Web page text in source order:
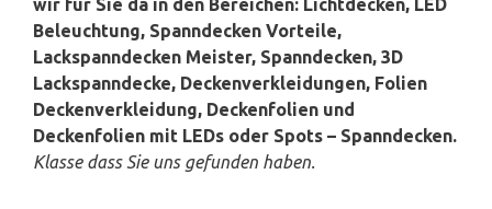
wir für Sie da in den Bereichen: Lichtdecken, LED
Beleuchtung, Spanndecken Vorteile,
Lackspanndecken Meister, Spanndecken, 3D
Lackspanndecke, Deckenverkleidungen, Folien
Deckenverkleidung, Deckenfolien und
Deckenfolien mit LEDs oder Spots – Spanndecken.
Klasse dass Sie uns gefunden haben.